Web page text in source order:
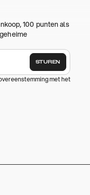
100 punten als
STUREN
met het